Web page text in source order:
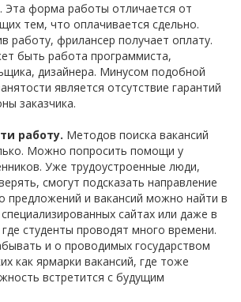
Эта форма работы отличается от
тем, что оплачивается сдельно.
работу, фрилансер получает оплату.
быть работа программиста,
дизайнера. Минусом подобной
является отсутствие гарантий
заказчика.
работу. Методов поиска вакансий
Можно попросить помощи у
Уже трудоустроенные люди,
смогут подсказать направление
предложений и вакансий можно найти в
сайтах или даже в
студенты проводят много времени.
и о проводимых государством
как ярмарки вакансий, где тоже
встретится с будущим